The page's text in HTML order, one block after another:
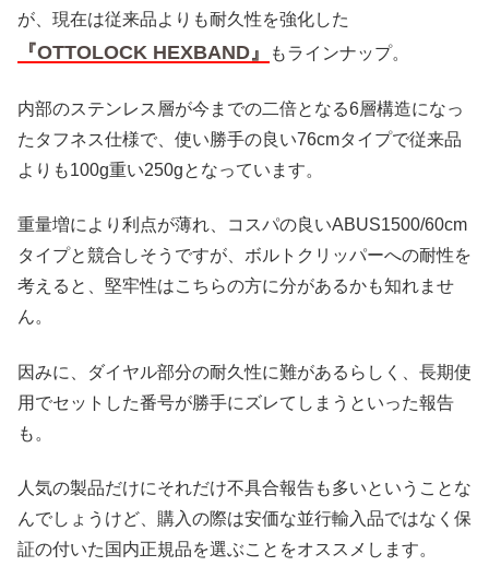
が、現在は従来品よりも耐久性を強化した
『OTTOLOCK HEXBAND』 もラインナップ。
内部のステンレス層が今までの二倍となる6層構造になっ
たタフネス仕様で、使い勝手の良い76cmタイプで従来品
よりも100g重い250gとなっています。
重量増により利点が薄れ、コスパの良いABUS1500/60cm
タイプと競合しそうですが、ボルトクリッパーへの耐性を
考えると、堅牢性はこちらの方に分があるかも知れませ
ん。
因みに、ダイヤル部分の耐久性に難があるらしく、長期使
用でセットした番号が勝手にズレてしまうといった報告
も。
人気の製品だけにそれだけ不具合報告も多いということな
んでしょうけど、購入の際は安価な並行輸入品ではなく保
証の付いた国内正規品を選ぶことをオススメします。